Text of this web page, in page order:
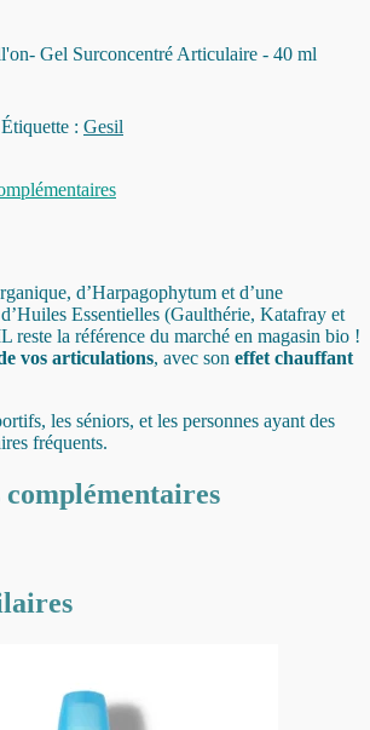
Gel Surconcentré Articulaire - 40 ml
Étiquette : Gesil
d’Harpagophytum et d’une
Essentielles (Gaulthérie, Katafray et
reste la référence du marché en magasin bio !
vos articulations, avec son effet chauffant
les séniors, et les personnes ayant des
fréquents.